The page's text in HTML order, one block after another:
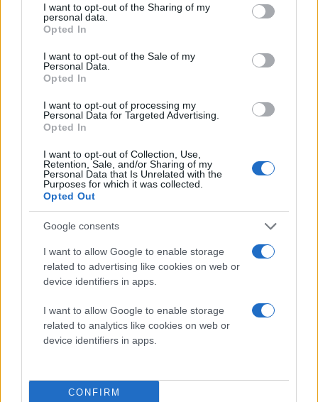
not limited to your visit or usage behaviour. You may click to
grant or deny consent to Google and its third-party tags to
use your data for below specified purposes in below Google
consent section.
I want to opt-out of the Sharing of my
personal data.
Opted In
I want to opt-out of the Sale of my
Personal Data.
Opted In
I want to opt-out of processing my
Personal Data for Targeted Advertising.
Opted In
I want to opt-out of Collection, Use,
Retention, Sale, and/or Sharing of my
Personal Data that Is Unrelated with the
Purposes for which it was collected.
Opted Out
Google consents
I want to allow Google to enable storage
related to advertising like cookies on web or
device identifiers in apps.
I want to allow Google to enable storage
related to analytics like cookies on web or
device identifiers in apps.
CONFIRM
Photos: Νίκος Πάππας
Κάνε κλικ και δες περισσότερο emakedonia.gr
αναζήτηση της Google
ΓΕΥΣΕΙΣ